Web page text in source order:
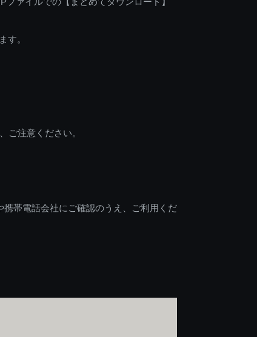
す。
ご注意ください。
帯電話会社にご確認のうえ、ご利用くだ